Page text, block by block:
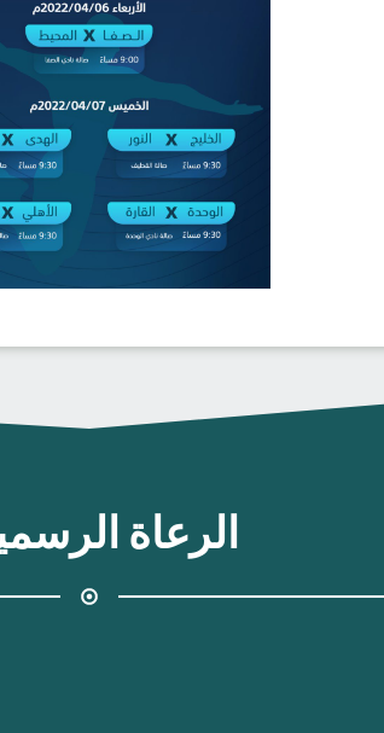
الرعاة